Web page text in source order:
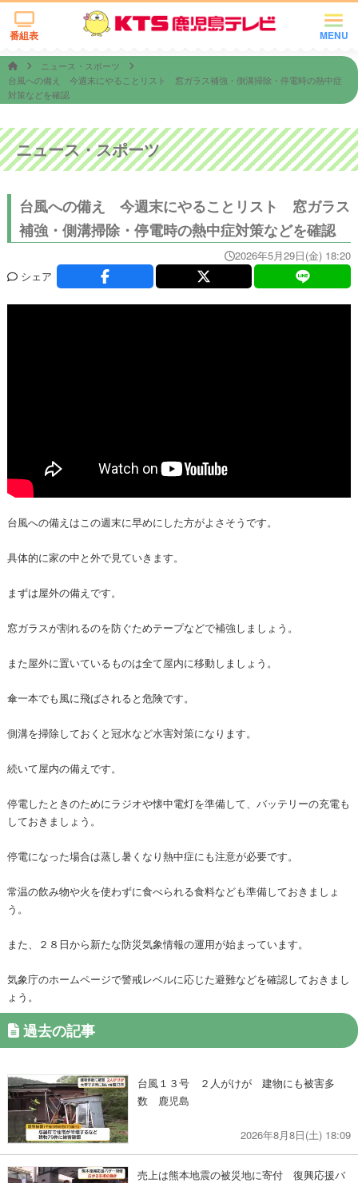
MENU
番組表
ニュース・スポーツ
台風への備え 今週末にやることリスト 窓ガラス補強・側溝掃除・停電時の熱中症
対策などを確認
ニュース・スポーツ
台風への備え 今週末にやることリスト 窓ガラス
補強・側溝掃除・停電時の熱中症対策などを確認
2026年5月29日(金) 18:20
シェア
台風への備えはこの週末に早めにした方がよさそうです。
具体的に家の中と外で見ていきます。
まずは屋外の備えです。
窓ガラスが割れるのを防ぐためテープなどで補強しましょう。
また屋外に置いているものは全て屋内に移動しましょう。
傘一本でも風に飛ばされると危険です。
側溝を掃除しておくと冠水など水害対策になります。
続いて屋内の備えです。
停電したときのためにラジオや懐中電灯を準備して、バッテリーの充電も
しておきましょう。
停電になった場合は蒸し暑くなり熱中症にも注意が必要です。
常温の飲み物や火を使わずに食べられる食料なども準備しておきましょ
う。
また、２８日から新たな防災気象情報の運用が始まっています。
気象庁のホームページで警戒レベルに応じた避難などを確認しておきまし
ょう。
過去の記事
台風１３号 ２人がけが 建物にも被害多
数 鹿児島
2026年8月8日(土) 18:09
売上は熊本地震の被災地に寄付 復興応援バ